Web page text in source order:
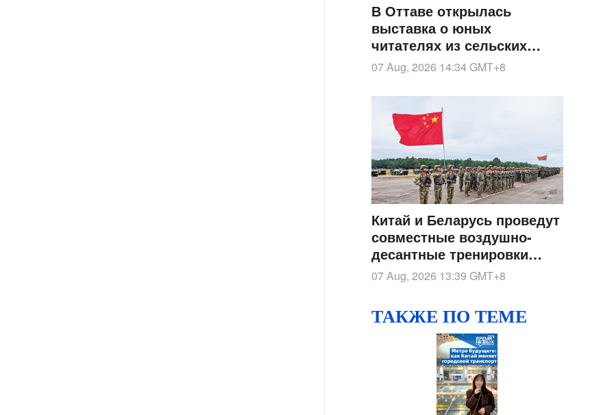
В Оттаве открылась
выставка о юных
читателях из сельских
районов Китая
07 Aug, 2026 14:34GMT+8
Китай и Беларусь проведут
совместные воздушно-
десантные тренировки
"Шэньин-2026" в Хубэе
07 Aug, 2026 13:39 GMT+8
ТАКЖЕ ПО ТЕМЕ